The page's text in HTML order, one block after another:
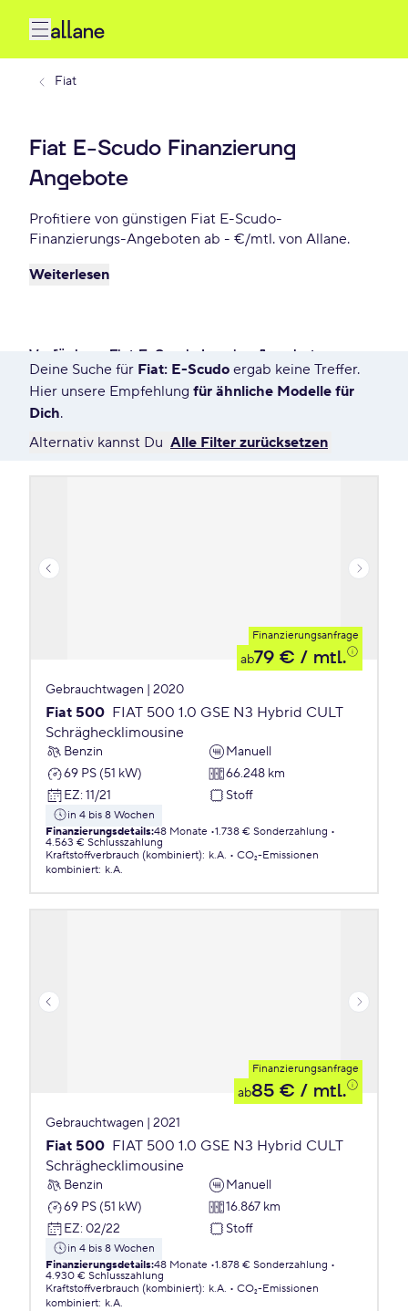
Fiat
Fiat E-Scudo Finanzierung
Angebote
Profitiere von günstigen Fiat E-Scudo-
Finanzierungs-Angeboten ab - €/mtl. von Allane.
Weiterlesen
Verfügbare Fiat E-Scudo Leasing Angebote
4 Angebote für Deine Suche
Deine Suche für Fiat: E-Scudo ergab keine Treffer.
Hier unsere Empfehlung für ähnliche Modelle für
Dich.
Alternativ kannst Du Alle Filter zurücksetzen
Finanzierungsanfrage
ab79 € / mtl.
Gebrauchtwagen | 2020
Fiat 500 FIAT 500 1.0 GSE N3 Hybrid CULT
Schräghecklimousine
Benzin
Manuell
69 PS (51 kW)
66.248 km
EZ: 11/21 Stoff
in 4 bis 8 Wochen
Finanzierungsdetails:48 Monate 1.738 € Sonderzahlung
4.563 € Schlusszahlung
Kraftstoffverbrauch (kombiniert): k.A.
CO₂-Emissionen
kombiniert: k.A.
Finanzierungsanfrage
ab85 € / mtl.
Gebrauchtwagen | 2021
Fiat 500 FIAT 500 1.0 GSE N3 Hybrid CULT
Schräghecklimousine
Benzin
Manuell
69 PS (51 kW)
16.867 km
EZ: 02/22 Stoff
in 4 bis 8 Wochen
Finanzierungsdetails:48 Monate 1.878 € Sonderzahlung
4.930 € Schlusszahlung
Kraftstoffverbrauch (kombiniert): k.A.
CO₂-Emissionen
kombiniert: k.A.